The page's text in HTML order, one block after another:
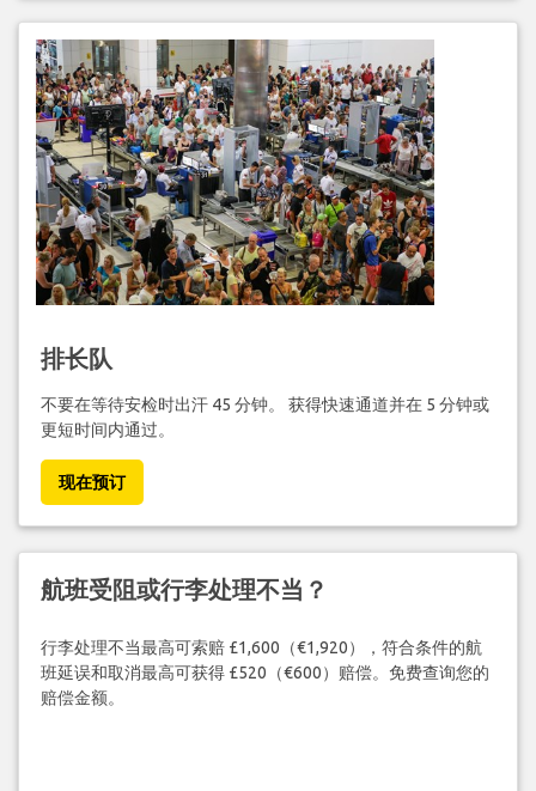
排长队
不要在等待安检时出汗 45 分钟。 获得快速通道并在 5 分钟或
更短时间内通过。
现在预订
航班受阻或行李处理不当？
行李处理不当最高可索赔 £1,600（€1,920），符合条件的航
班延误和取消最高可获得 £520（€600）赔偿。免费查询您的
赔偿金额。